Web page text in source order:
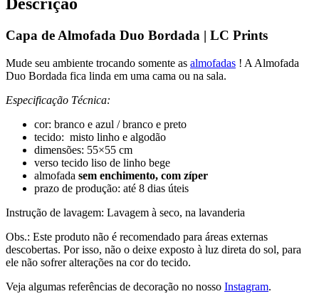
Descrição
Capa de Almofada Duo Bordada | LC Prints
Mude seu ambiente trocando somente as almofadas ! A Almofada
Duo Bordada fica linda em uma cama ou na sala.
Especificação Técnica:
cor: branco e azul / branco e preto
tecido: misto linho e algodão
dimensões: 55×55 cm
verso tecido liso de linho bege
almofada sem enchimento, com zíper
prazo de produção: até 8 dias úteis
Instrução de lavagem: Lavagem à seco, na lavanderia
Obs.: Este produto não é recomendado para áreas externas
descobertas. Por isso, não o deixe exposto à luz direta do sol, para
ele não sofrer alterações na cor do tecido.
Veja algumas referências de decoração no nosso Instagram.